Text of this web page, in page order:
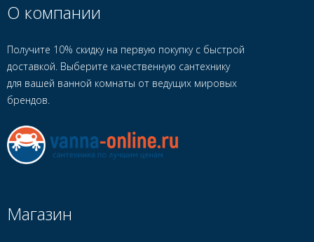
О компании
Получите 10% скидку на первую покупку с быстрой
доставкой. Выберите качественную сантехнику
для вашей ванной комнаты от ведущих мировых
брендов.
Магазин